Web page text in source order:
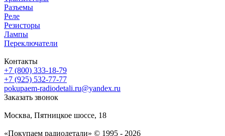
Разъемы
Реле
Резисторы
Лампы
Переключатели
Контакты
+7 (800) 333-18-79
+7 (925) 532-77-77
pokupaem-radiodetali.ru@yandex.ru
Заказать звонок
Москва, Пятницкое шоссе, 18
«Покупаем радиодетали» © 1995 - 2026